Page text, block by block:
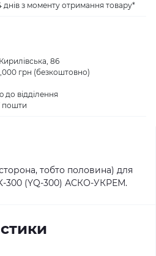
тобто половина) для
300 (YQ-300) АСКО-УКРЕМ.
з моменту отримання товару*
86
грн (безкоштовно)
відділення
пошти